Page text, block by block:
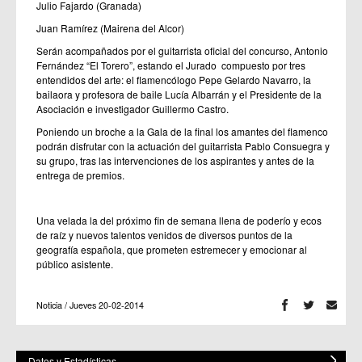
Julio Fajardo (Granada)
Juan Ramírez (Mairena del Alcor)
Serán acompañados por el guitarrista oficial del concurso, Antonio
Fernández “El Torero”, estando el Jurado compuesto por tres
entendidos del arte: el flamencólogo Pepe Gelardo Navarro, la
bailaora y profesora de baile Lucía Albarrán y el Presidente de la
Asociación e investigador Guillermo Castro.
Poniendo un broche a la Gala de la final los amantes del flamenco
podrán disfrutar con la actuación del guitarrista Pablo Consuegra y
su grupo, tras las intervenciones de los aspirantes y antes de la
entrega de premios.
Una velada la del próximo fin de semana llena de poderío y ecos
de raíz y nuevos talentos venidos de diversos puntos de la
geografía española, que prometen estremecer y emocionar al
público asistente.
Noticia / Jueves 20-02-2014